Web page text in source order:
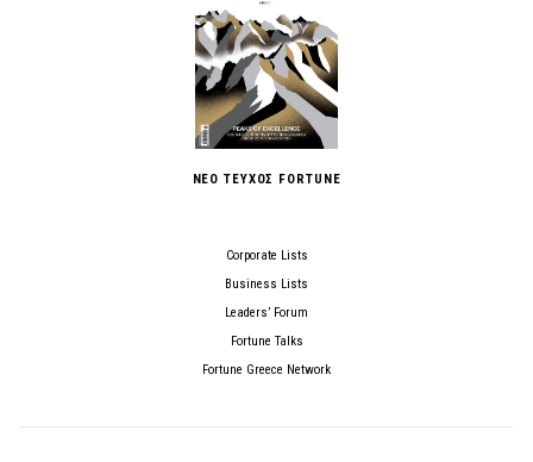
ΝΕΟ ΤΕΥΧΟΣ FORTUNE
Corporate Lists
Business Lists
Leaders’ Forum
Fortune Talks
Fortune Greece Network